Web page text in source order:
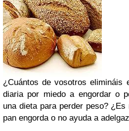
¿Cuántos de vosotros elimináis
diaria por miedo a engordar o
una dieta para perder peso?
pan engorda o no ayuda a